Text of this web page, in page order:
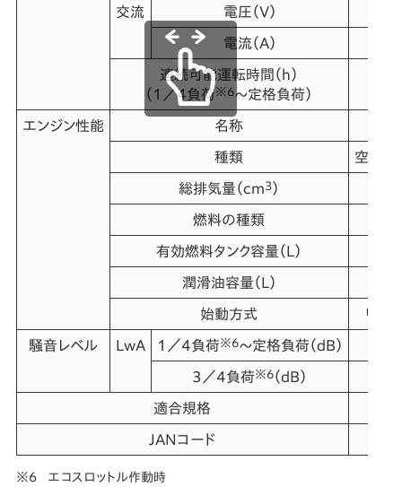
交流 電圧（V）
電流（A）
連続可能運転時間（h）
（1／4負荷※6～定格負荷）
エンジン性能 名称
種類 空冷4
総排気量（cm3）
燃料の種類
有効燃料タンク容量（L）
潤滑油容量（L）
始動方式 リコ
騒音レベル LwA 1／4負荷※6～定格負荷（dB）
3／4負荷※6（dB）
適合規格
JANコード
エコスロットル作動時